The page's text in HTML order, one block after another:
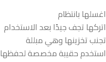
اغسلها بانتظام
اتركها تجف جيدًا بعد الاستخدام
تجنب تخزينها وهي مبللة
استخدم حقيبة مخصصة لحفظها